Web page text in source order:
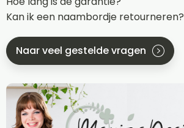
Kan ik een naambordje retourneren?
Naar veel gestelde vragen